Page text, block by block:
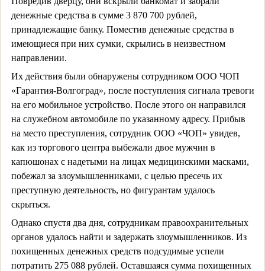
денежные средства в сумме 3 870 700 рублей,
принадлежащие банку. Поместив денежные средства в
имеющиеся при них сумки, скрылись в неизвестном
направлении.
Их действия были обнаружены сотрудником ООО ЧОП
«Гарантия-Волгоград», после поступления сигнала тревоги
на его мобильное устройство. После этого он направился
на служебном автомобиле по указанному адресу. Прибыв
на место преступления, сотрудник ООО «ЧОП» увидев,
как из торгового центра выбежали двое мужчин в
капюшонах с надетыми на лицах медицинскими масками,
побежал за злоумышленниками, с целью пресечь их
преступную деятельность, но фигурантам удалось
скрыться.
Однако спустя два дня, сотрудникам правоохранительных
органов удалось найти и задержать злоумышленников. Из
похищенных денежных средств подсудимые успели
потратить 275 088 рублей. Оставшаяся сумма похищенных